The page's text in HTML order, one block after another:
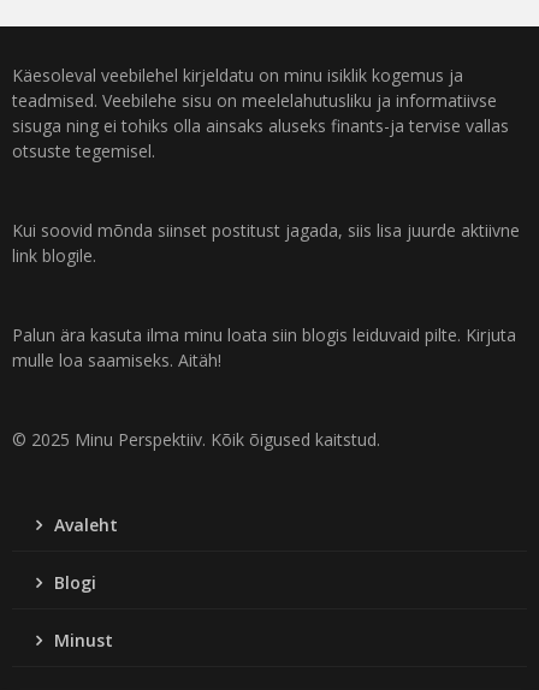
Käesoleval veebilehel kirjeldatu on minu isiklik kogemus ja
teadmised. Veebilehe sisu on meelelahutusliku ja informatiivse
sisuga ning ei tohiks olla ainsaks aluseks finants-ja tervise vallas
otsuste tegemisel.
Kui soovid mõnda siinset postitust jagada, siis lisa juurde aktiivne
link blogile.
Palun ära kasuta ilma minu loata siin blogis leiduvaid pilte. Kirjuta
mulle loa saamiseks. Aitäh!
© 2025 Minu Perspektiiv. Kõik õigused kaitstud.
Avaleht
Blogi
Minust